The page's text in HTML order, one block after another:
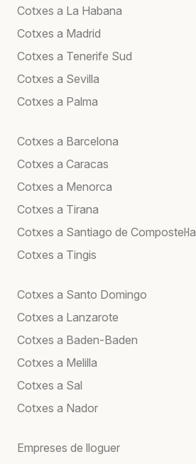
Cotxes a La Habana
Cotxes a Madrid
Cotxes a Tenerife Sud
Cotxes a Sevilla
Cotxes a Palma
Cotxes a Barcelona
Cotxes a Caracas
Cotxes a Menorca
Cotxes a Tirana
Cotxes a Santiago de Compostel·la
Cotxes a Tingis
Cotxes a Santo Domingo
Cotxes a Lanzarote
Cotxes a Baden-Baden
Cotxes a Melilla
Cotxes a Sal
Cotxes a Nador
Empreses de lloguer